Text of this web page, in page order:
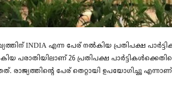
INDIA എന്ന പേര് നൽകിയ പ്രതിപക്ഷ
പരാതിയിലാണ് 26 പ്രതിപക്ഷ
രാജ്യത്തിന്റെ പേര് തെറ്റായി ഉപയോഗിച്ചു